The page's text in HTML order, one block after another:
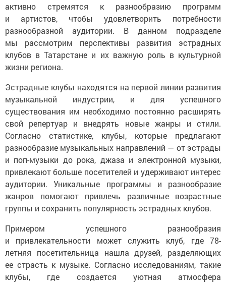
активно стремятся к разнообразию программ
и артистов, чтобы удовлетворить потребности
разнообразной аудитории. В данном подразделе
мы рассмотрим перспективы развития эстрадных
клубов в Татарстане и их важную роль в культурной
жизни региона.
Эстрадные клубы находятся на первой линии развития
музыкальной индустрии, и для успешного
существования им необходимо постоянно расширять
свой репертуар и внедрять новые жанры и стили.
Согласно статистике, клубы, которые предлагают
разнообразие музыкальных направлений — от эстрады
и поп-музыки до рока, джаза и электронной музыки,
привлекают больше посетителей и удерживают интерес
аудитории. Уникальные программы и разнообразие
жанров помогают привлечь различные возрастные
группы и сохранить популярность эстрадных клубов.
Примером успешного разнообразия
и привлекательности может служить клуб, где 78-
летняя посетительница нашла друзей, разделяющих
ее страсть к музыке. Согласно исследованиям, такие
клубы, где создается уютная атмосфера